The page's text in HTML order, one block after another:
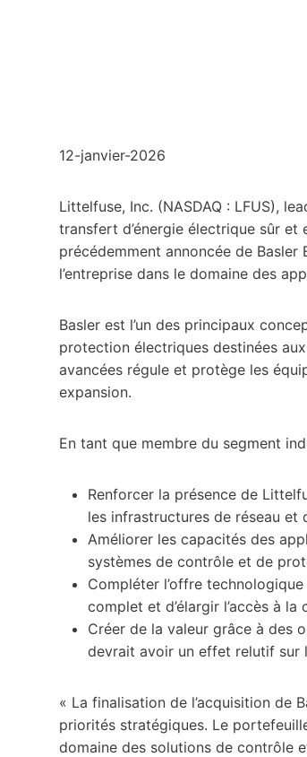
12-janvier-2026
Littelfuse, Inc. (NASDAQ : LFUS),
transfert d’énergie électrique sûr et
précédemment annoncée de
l’entreprise dans le domaine des
Basler est l’un des principaux
protection électriques destinées
avancées régule et protège les
expansion.
En tant que membre du segment
Renforcer la présence de
les infrastructures de réseau et
Améliorer les capacités des
systèmes de contrôle et de
Compléter l’offre
complet et d’élargir l’accès à la
Créer de la valeur grâce à des
devrait avoir un effet relutif sur
« La finalisation de l’acquisition de
priorités stratégiques. Le
domaine des solutions de contrôle